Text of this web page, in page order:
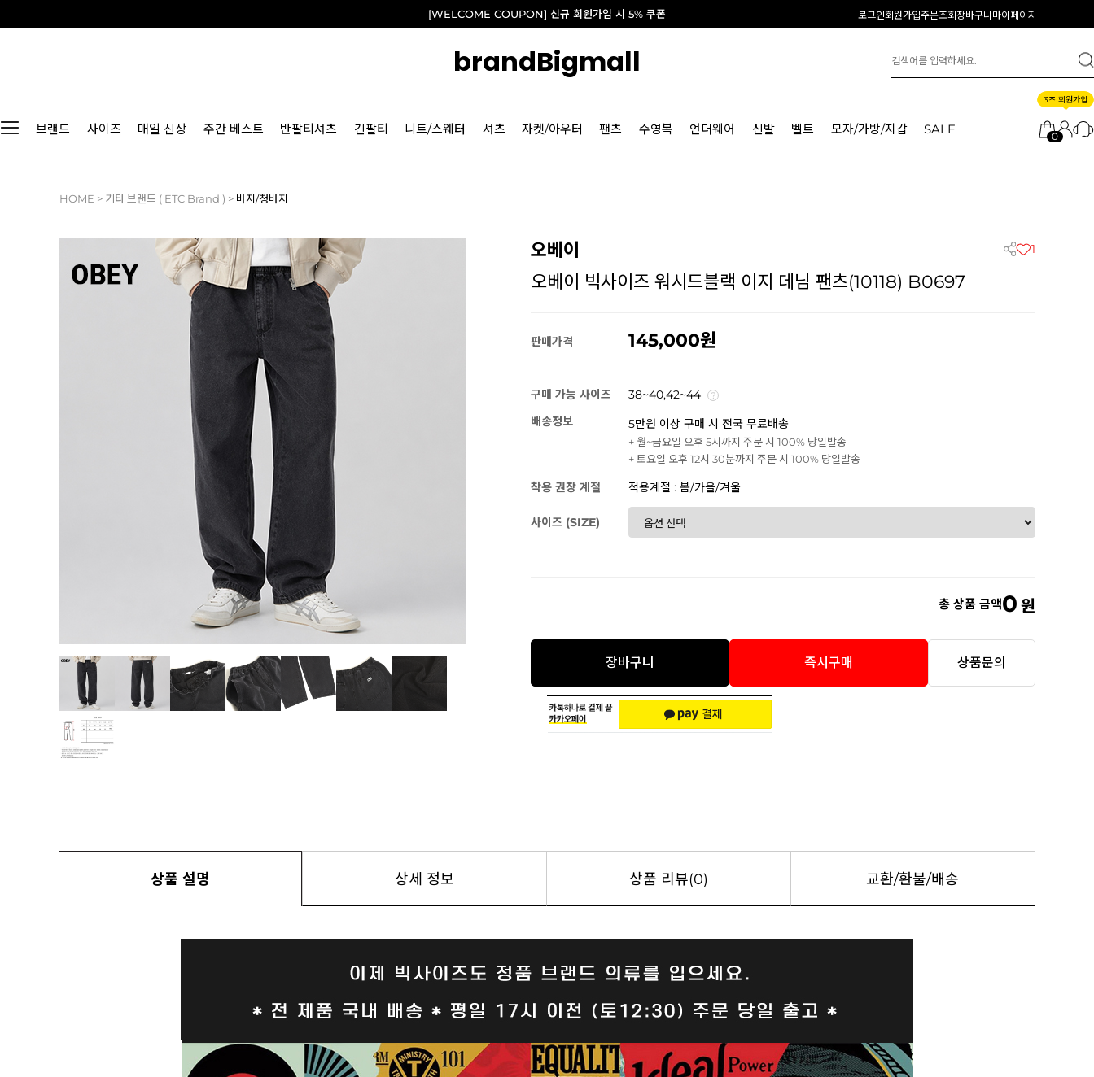
[WELCOME COUPON] 신규 회원가입 시 5% 쿠폰 로그인회원가입주문조회장바구니 마이페이지
brandBigmall
브랜드 사이즈 매일 신상 주간 베스트 반팔티셔츠 긴팔티 니트/스웨터 셔츠 자켓/아우터 팬츠 수영복 언더웨어 신발 벨트 모자/가방/지갑 SALE 0
3초 회원가입
HOME > 기타 브랜드 ( ETC Brand ) > 바지/청바지
오베이 1
오베이 빅사이즈 워시드블랙 이지 데님 팬츠(10118) B0697
판매가격 145,000
구매 가능 사이즈
38~40,42~44
배송정보
5만원 이상 구매 시 전국 무료배송
+ 월~금요일 오후 5시까지 주문 시 100% 당일발송
+ 토요일 오후 12시 30분까지 주문 시 100% 당일발송
착용 권장 계절 적용계절 : 봄/가을/겨울
사이즈 (SIZE)
총 상품 금액0 원
장바구니 즉시구매 상품문의
상품 설명 상세 정보 상품 리뷰(0) 교환/환불/배송